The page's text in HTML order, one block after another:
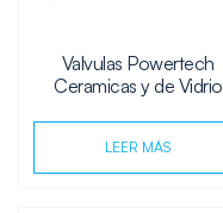
Valvulas Powertech
Ceramicas y de Vidrio
LEER MÁS